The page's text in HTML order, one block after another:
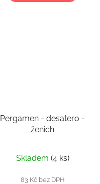
Pergamen - desatero -
ženich
Skladem (4 ks)
83 Kč bez DPH